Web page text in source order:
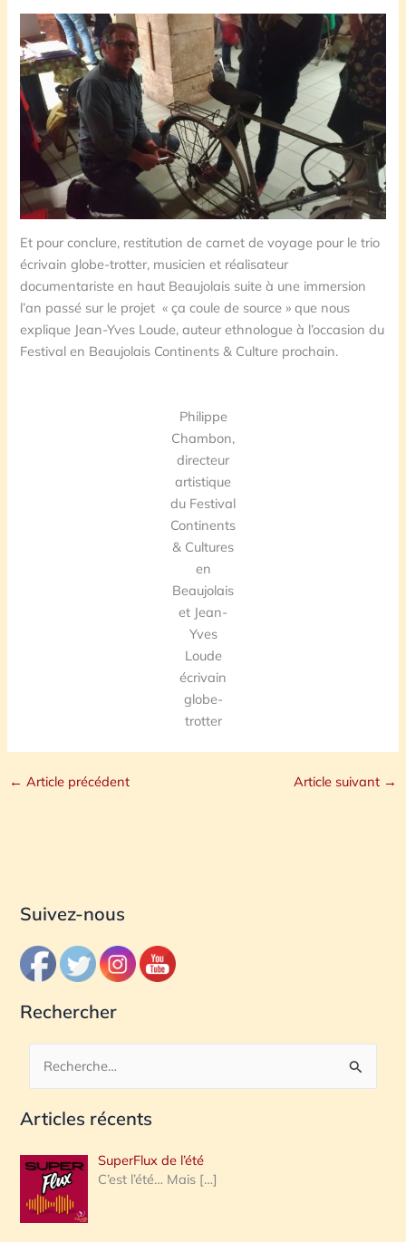
Et pour conclure, restitution de carnet de voyage pour le trio
écrivain globe-trotter, musicien et réalisateur
documentariste en haut Beaujolais suite à une immersion
l’an passé sur le projet « ça coule de source » que nous
explique Jean-Yves Loude, auteur ethnologue à l’occasion du
Festival en Beaujolais Continents & Culture prochain.
Philippe
Chambon,
directeur
artistique
du Festival
Continents
& Cultures
en
Beaujolais
et Jean-
Yves
Loude
écrivain
globe-
trotter
← Article précédent Article suivant →
Suivez-nous
Rechercher
c
e
r
c
Articles récents
SuperFlux de l’été
C’est l’été… Mais […]